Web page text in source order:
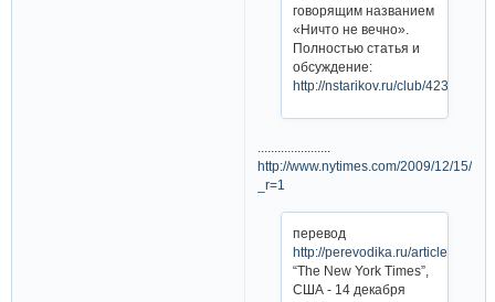
говорящим названием
«Ничто не вечно».
Полностью статья и
обсуждение:
http://nstarikov.ru/club/4238
http://www.nytimes.com/2009/12/15/
_r=1
перевод
http://perevodika.ru/articles/
“The New York Times”,
США - 14 декабря